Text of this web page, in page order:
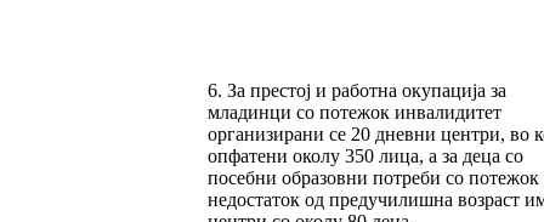
6. За престој и работна окупација за
младинци со потежок инвалидитет
организирани се 20 дневни центри, во
опфатени околу 350 лица, а за деца со
посебни образовни потреби со потежок
недостаток од предучилишна возраст